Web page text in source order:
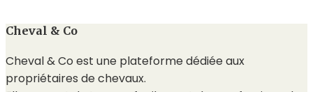
Cheval & Co
Cheval & Co est une plateforme dédiée aux
propriétaires de chevaux.